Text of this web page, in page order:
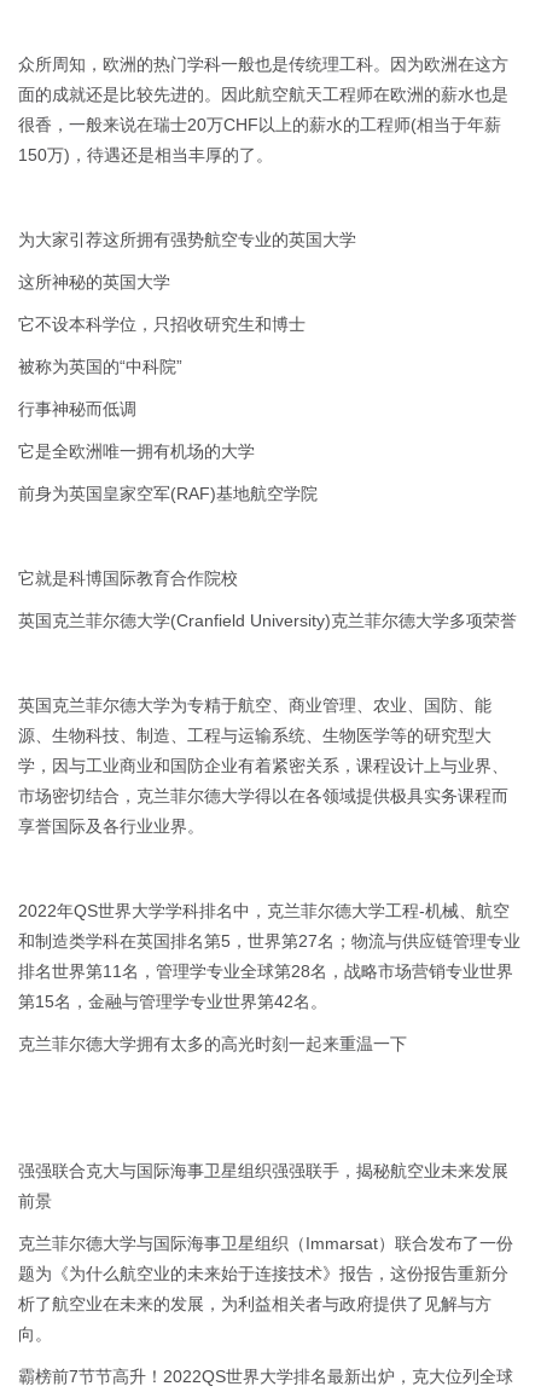
众所周知，欧洲的热门学科一般也是传统理工科。因为欧洲在这方
面的成就还是比较先进的。因此航空航天工程师在欧洲的薪水也是
很香，一般来说在瑞士20万CHF以上的薪水的工程师(相当于年薪
150万)，待遇还是相当丰厚的了。
为大家引荐这所拥有强势航空专业的英国大学
这所神秘的英国大学
它不设本科学位，只招收研究生和博士
被称为英国的“中科院”
行事神秘而低调
它是全欧洲唯一拥有机场的大学
前身为英国皇家空军(RAF)基地航空学院
它就是科博国际教育合作院校
英国克兰菲尔德大学(Cranfield University)克兰菲尔德大学多项荣誉
英国克兰菲尔德大学为专精于航空、商业管理、农业、国防、能
源、生物科技、制造、工程与运输系统、生物医学等的研究型大
学，因与工业商业和国防企业有着紧密关系，课程设计上与业界、
市场密切结合，克兰菲尔德大学得以在各领域提供极具实务课程而
享誉国际及各行业业界。
2022年QS世界大学学科排名中，克兰菲尔德大学工程-机械、航空
和制造类学科在英国排名第5，世界第27名；物流与供应链管理专业
排名世界第11名，管理学专业全球第28名，战略市场营销专业世界
第15名，金融与管理学专业世界第42名。
克兰菲尔德大学拥有太多的高光时刻一起来重温一下
强强联合克大与国际海事卫星组织强强联手，揭秘航空业未来发展
前景
克兰菲尔德大学与国际海事卫星组织（Immarsat）联合发布了一份
题为《为什么航空业的未来始于连接技术》报告，这份报告重新分
析了航空业在未来的发展，为利益相关者与政府提供了见解与方
向。
霸榜前7节节高升！2022QS世界大学排名最新出炉，克大位列全球